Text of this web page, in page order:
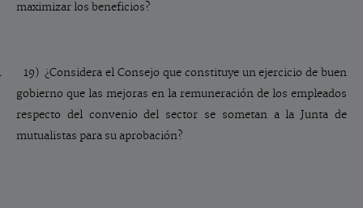
maximizar los beneficios?
19) ¿Considera el Consejo que constituye un ejercicio de buen
gobierno que las mejoras en la remuneración de los empleados
respecto del convenio del sector se sometan a la Junta de
mutualistas para su aprobación?